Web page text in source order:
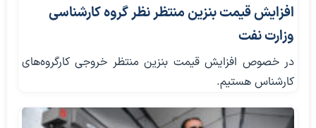
افزایش قیمت بنزین منتظر نظر گروه کارشناسی
وزارت نفت
در خصوص افزایش قیمت بنزین منتظر خروجی کارگروه‌های
کارشناس هستیم.